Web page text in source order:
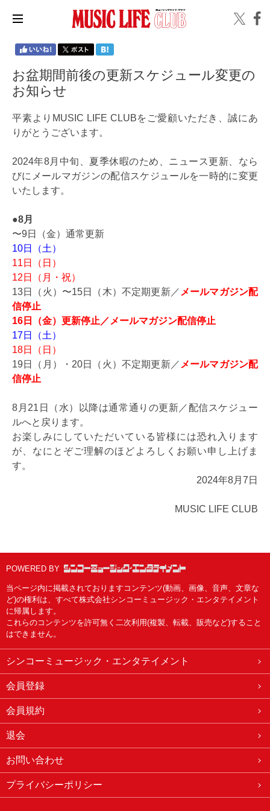
お盆期間前後の更新スケジュール変更の
お知らせ
平素よりMUSIC LIFE CLUBをご愛顧いただき、誠にあ
りがとうございます。
2024年8月中旬、夏季休暇のため、ニュース更新、なら
びにメールマガジンの配信スケジュールを一時的に変更
いたします。
●8月
〜9日（金）通常更新
10日（土）
11日（日）
12日（月・祝）
13日（火）〜15日（木）不定期更新／ メールマガジン配
信停止
16日（金）更新停止／メールマガジン配信停止
17日（土）
18日（日）
19日（月）・20日（火）不定期更新／ メールマガジン配
信停止
8月21日（水）以降は通常通りの更新／配信スケジュー
ルへと戻ります。
お楽しみにしていただいている皆様には恐れ入ります
が、なにとぞご理解のほどよろしくお願い申し上げま
す。
2024年8月7日
MUSIC LIFE CLUB
POWERED BY
当ページ内に掲載されておりますコンテンツ(動画、画像、音声、文章な
ど)の権利は、すべて株式会社シンコーミュージック・エンタテイメント
に帰属します。
これらのコンテンツを許可無く二次利用(複製、転載、販売など)すること
はできません。
シンコーミュージック・エンタテイメント
会員登録
会員規約
退会
お問い合わせ
プライバシーポリシー